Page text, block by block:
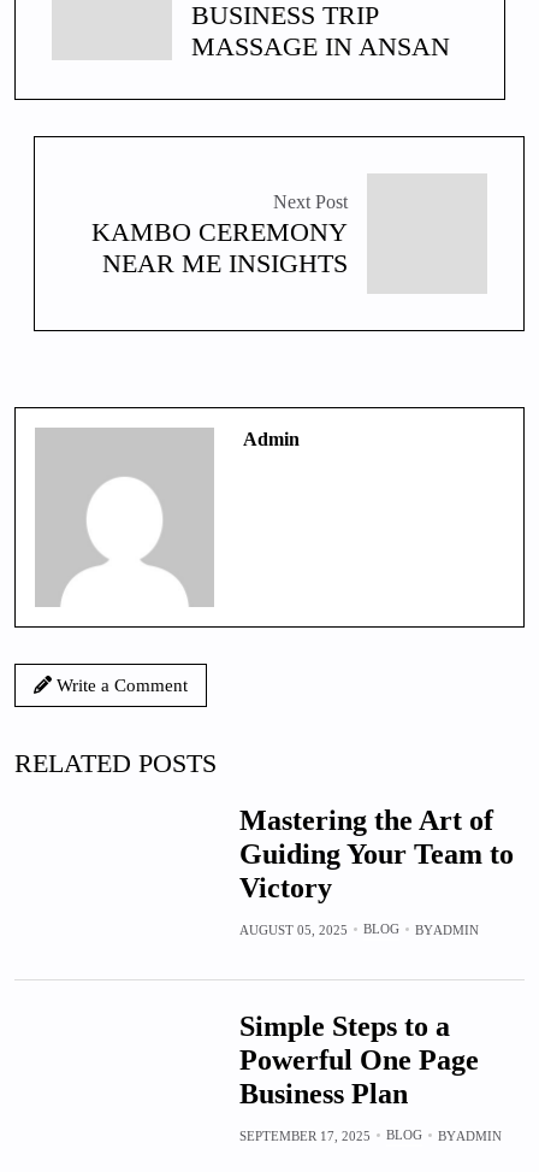
BUSINESS TRIP
MASSAGE IN ANSAN
Next Post
KAMBO CEREMONY
NEAR ME INSIGHTS
Admin
Write a Comment
RELATED POSTS
Mastering the Art of
Guiding Your Team to
Victory
AUGUST 05, 2025 BLOG BYADMIN
Simple Steps to a
Powerful One Page
Business Plan
SEPTEMBER 17, 2025 BLOG BYADMIN